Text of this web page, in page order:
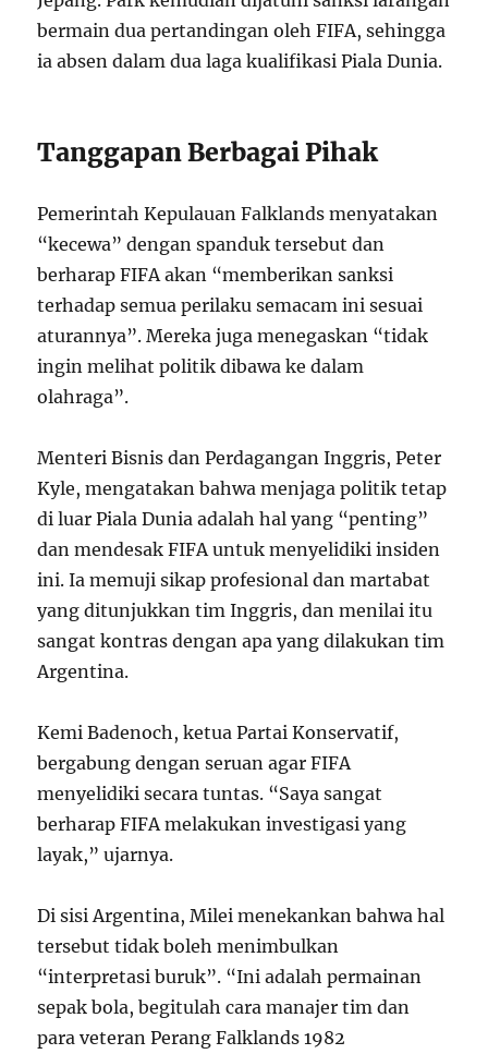
bermain dua pertandingan oleh FIFA, sehingga
ia absen dalam dua laga kualifikasi Piala Dunia.
Tanggapan Berbagai Pihak
Pemerintah Kepulauan Falklands menyatakan
“kecewa” dengan spanduk tersebut dan
berharap FIFA akan “memberikan sanksi
terhadap semua perilaku semacam ini sesuai
aturannya”. Mereka juga menegaskan “tidak
ingin melihat politik dibawa ke dalam
olahraga”.
Menteri Bisnis dan Perdagangan Inggris, Peter
Kyle, mengatakan bahwa menjaga politik tetap
di luar Piala Dunia adalah hal yang “penting”
dan mendesak FIFA untuk menyelidiki insiden
ini. Ia memuji sikap profesional dan martabat
yang ditunjukkan tim Inggris, dan menilai itu
sangat kontras dengan apa yang dilakukan tim
Argentina.
Kemi Badenoch, ketua Partai Konservatif,
bergabung dengan seruan agar FIFA
menyelidiki secara tuntas. “Saya sangat
berharap FIFA melakukan investigasi yang
layak,” ujarnya.
Di sisi Argentina, Milei menekankan bahwa hal
tersebut tidak boleh menimbulkan
“interpretasi buruk”. “Ini adalah permainan
sepak bola, begitulah cara manajer tim dan
para veteran Perang Falklands 1982